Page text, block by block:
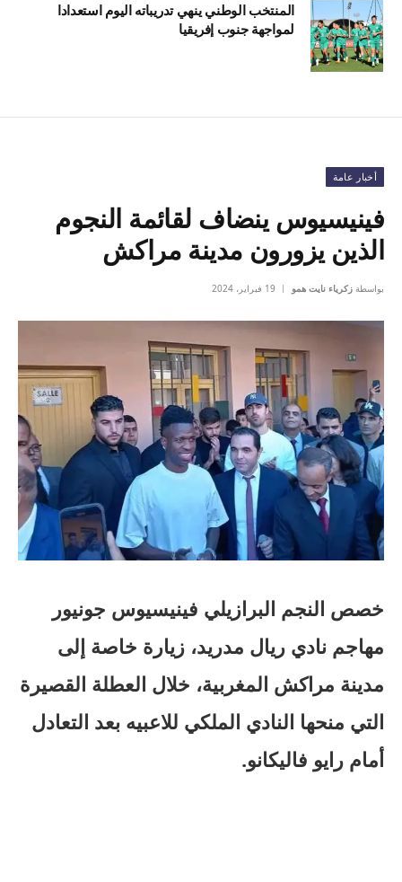
المنتخب الوطني ينهي تدريباته اليوم استعدادا
لمواجهة جنوب إفريقيا
أخبار عامة
فينيسيوس ينضاف لقائمة النجوم
الذين يزورون مدينة مراكش
بواسطة زكرياء نايت همو 19 فبراير، 2024
خصص النجم البرازيلي فينيسيوس جونيور
مهاجم نادي ريال مدريد، زيارة خاصة إلى
مدينة مراكش المغربية، خلال العطلة القصيرة
التي منحها النادي الملكي للاعبيه بعد التعادل
أمام رايو فاليكانو.